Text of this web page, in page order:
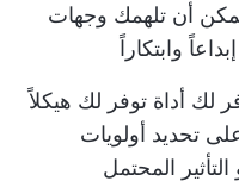
أن تلهمك وجهات
وابتكاراً
لك أداة توفر لك هيكلاً
تحديد أولويات
المحتمل